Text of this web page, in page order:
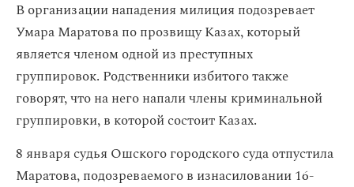
В организации нападения милиция подозревает
Умара Маратова по прозвищу Казах, который
является членом одной из преступных
группировок. Родственники избитого также
говорят, что на него напали члены криминальной
группировки, в которой состоит Казах.
8 января судья Ошского городского суда отпустила
Маратова, подозреваемого в изнасиловании 16-